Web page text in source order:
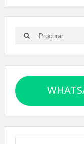
Search
for:
Search
Digite seu e-mail…